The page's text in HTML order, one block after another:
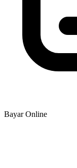
Bayar Online